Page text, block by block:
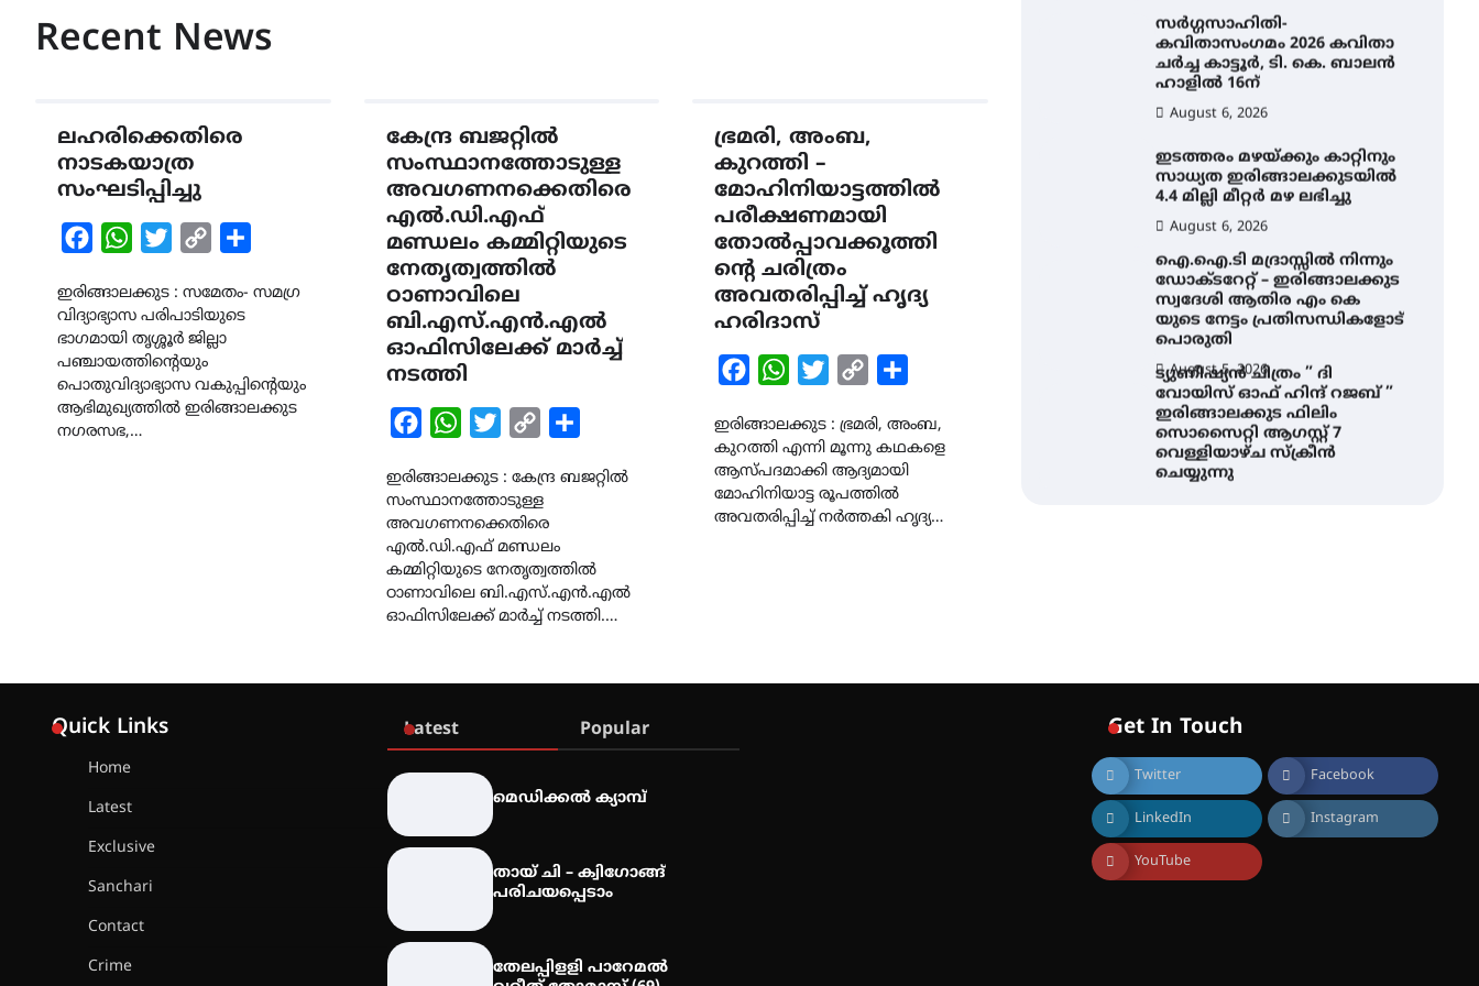
Recent News
ലഹരിക്കെതിരെ
നാടകയാത്ര
സംഘടിപ്പിച്ചു
FacebookWhatsAppTwitterCopy
ഇരിങ്ങാലക്കുട : സമേതം- സമഗ്ര
വിദ്യാഭ്യാസ പരിപാടിയുടെ
ഭാഗമായി തൃശ്ശൂർ ജില്ലാ
പഞ്ചായത്തിന്റെയും
പൊതുവിദ്യാഭ്യാസ വകുപ്പിന്റെയും
ആഭിമുഖ്യത്തിൽ ഇരിങ്ങാലക്കുട
നഗരസഭ,…
കേന്ദ്ര ബജറ്റിൽ
സംസ്ഥാനത്തോടുള്ള
അവഗണനക്കെതിരെ
എൽ.ഡി.എഫ്
മണ്ഡലം കമ്മിറ്റിയുടെ
നേതൃത്വത്തിൽ
ഠാണാവിലെ
ബി.എസ്.എൻ.എൽ
ഓഫിസിലേക്ക് മാർച്ച്
നടത്തി
FacebookWhatsAppTwitterCopy
ഇരിങ്ങാലക്കുട : കേന്ദ്ര ബജറ്റിൽ
സംസ്ഥാനത്തോടുള്ള
അവഗണനക്കെതിരെ
എൽ.ഡി.എഫ് മണ്ഡലം
കമ്മിറ്റിയുടെ നേതൃത്വത്തിൽ
ഠാണാവിലെ ബി.എസ്.എൻ.എൽ
ഓഫിസിലേക്ക് മാർച്ച് നടത്തി.…
ഭ്രമരി, അംബ,
കുറത്തി –
മോഹിനിയാട്ടത്തിൽ
പരീക്ഷണമായി
തോൽപ്പാവക്കൂത്തി
ന്റെ ചരിത്രം
അവതരിപ്പിച്ച് ഹൃദ്യ
ഹരിദാസ്
FacebookWhatsAppTwitterCopy
ഇരിങ്ങാലക്കുട : ഭ്രമരി, അംബ,
കുറത്തി എന്നി മൂന്നു കഥകളെ
ആസ്പദമാക്കി ആദ്യമായി
മോഹിനിയാട്ട രൂപത്തിൽ
അവതരിപ്പിച്ച് നർത്തകി ഹൃദ്യ…
കവിതാസംഗമം 2026 കവിതാ
ചർച്ച കാട്ടൂർ, ടി. കെ. ബാലൻ
ഹാളിൽ 16ന്
August 6, 2026
സാധ്യത ഇരിങ്ങാലക്കുടയിൽ
4.4 മില്ലി മീറ്റർ മഴ ലഭിച്ചു
August 6, 2026
ഡോക്ടറേറ്റ് – ഇരിങ്ങാലക്കുട
സ്വദേശി ആതിര എം കെ
യുടെ നേട്ടം പ്രതിസന്ധികളോട്
പൊരുതി
August 5, 2026
വോയിസ് ഓഫ് ഹിന്ദ് റജബ് ”
ഇരിങ്ങാലക്കുട ഫിലിം
സൊസൈറ്റി ആഗസ്റ്റ് 7
വെള്ളിയാഴ്ച സ്‌ക്രീൻ
ചെയ്യുന്നു
August 6, 2026
വിദ്യാർത്ഥികൾ
August 6, 2026
കവിതാസംഗമം 2026 കവിതാ
ചർച്ച കാട്ടൂർ, ടി. കെ. ബാലൻ
ഹാളിൽ 16ന്
August 6, 2026
ഇടത്തരം മഴയ്ക്കും കാറ്റിനും
Quick Links
Home
Latest
Exclusive
Sanchari
Contact
Crime
Latest Popular
മെഡിക്കൽ ക്യാമ്പ്
തായ് ചി – ക്വിഗോങ്ങ്
പരിചയപ്പെടാം
തേലപ്പിളളി പാറേമൽ
Get In Touch
Twitter Facebook
LinkedIn Instagram
YouTube